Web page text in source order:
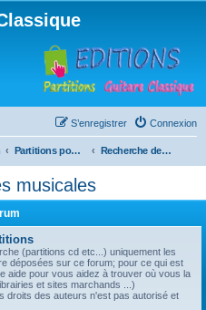
Connexion
S’enregistrer
Partitions pour guitare en libre téléchargement Recherche de ressources musicales
musicales
(partitions cd etc...) uniquement les
déposées sur ce forum; pour ce qui est
aide pour vous aidez à trouver où vous la
et sites marchands ...)
droits des auteurs n'est pas autorisé et